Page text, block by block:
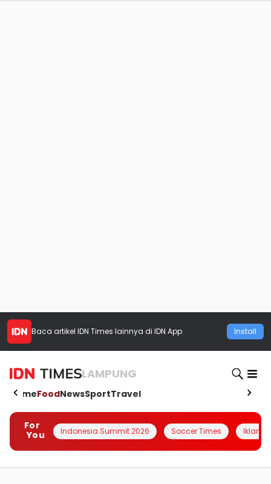
Baca artikel IDN Times lainnya di IDN App Install
LAMPUNG
HomeFoodNewsSportTravel
For
You
Indonesia Summit 2026 Soccer Times Iklanin